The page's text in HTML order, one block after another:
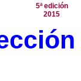
5ª edición
2015